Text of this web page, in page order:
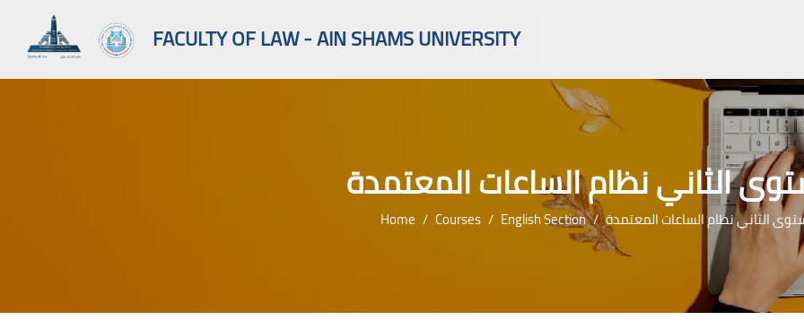
FACULTY OF LAW - AIN SHAMS UNIVERSITY
الثاني نظام الساعات المعتمدة
Home Courses English Section الثاني نظام الساعات المعتمدة